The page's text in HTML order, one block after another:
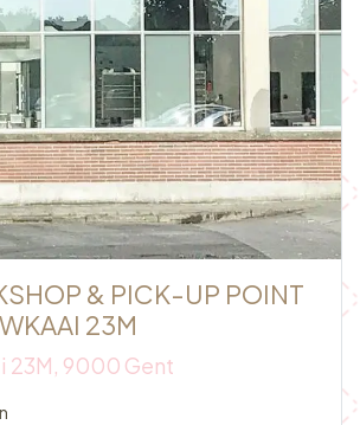
& PICK-UP POINT
23M
23M, 9000 Gent​